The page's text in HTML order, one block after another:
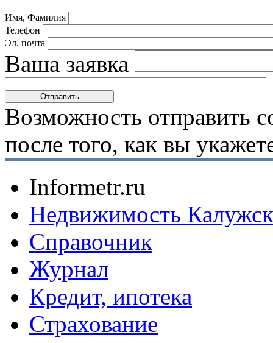
Имя, Фамилия
Телефон
Эл. почта
Ваша заявка
Возможность отправить
после того, как вы
Informetr.ru
Недвижимость
Справочник
Журнал
Кредит, ипотека
Страхование